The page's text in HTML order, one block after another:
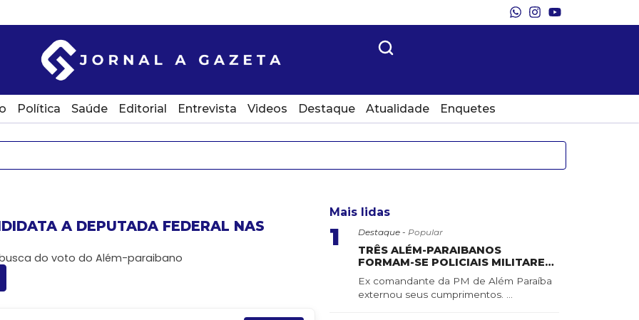
Política Saúde Editorial Entrevista Videos Destaque Atualidade Enquetes
Mais lidas
1 Destaque - Popular
TRÊS ALÉM-PARAIBANOS
FORMAM-SE POLICIAIS MILITARES
Ex comandante da PM de Além Paraíba
externou seus cumprimentos. ...
A DEPUTADA FEDERAL NAS
do voto do Além-paraibano